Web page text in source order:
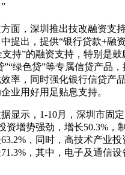
面，深圳推出技改融资支
中提出，提供“银行贷款+融
持”的融资支持，特别是鼓
”“绿色贷”等专属信贷产品，
率，同时强化银行信贷产
业用好用足贴息支持。
显示，1-10月，深圳市固
资增势强劲，增长50.3%，
，同时，高技术产业
，其中，电子及通信设